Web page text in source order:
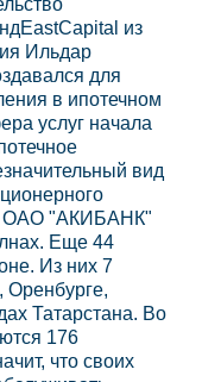
из
Ильдар
для
в ипотечном
услуг начала
вид
ОАО "АКИБАНК"
Еще 44
Из них 7
Оренбурге,
Татарстана. Во
176
что своих